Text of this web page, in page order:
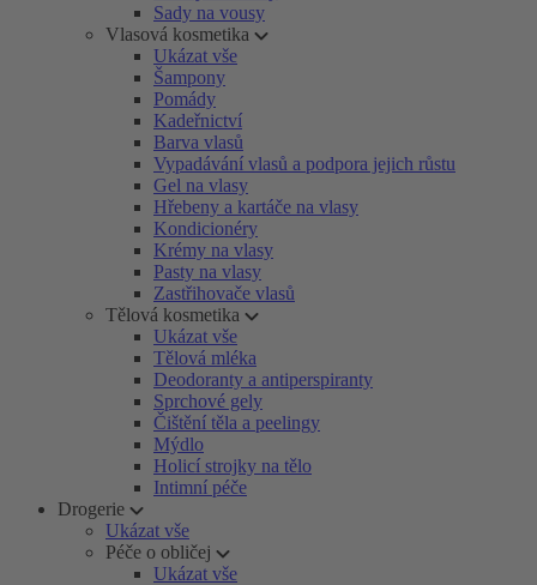
Sady na vousy
Vlasová kosmetika
Ukázat vše
Šampony
Pomády
Kadeřnictví
Barva vlasů
Vypadávání vlasů a podpora jejich růstu
Gel na vlasy
Hřebeny a kartáče na vlasy
Kondicionéry
Krémy na vlasy
Pasty na vlasy
Zastřihovače vlasů
Tělová kosmetika
Ukázat vše
Tělová mléka
Deodoranty a antiperspiranty
Sprchové gely
Čištění těla a peelingy
Mýdlo
Holicí strojky na tělo
Intimní péče
Drogerie
Ukázat vše
Péče o obličej
Ukázat vše